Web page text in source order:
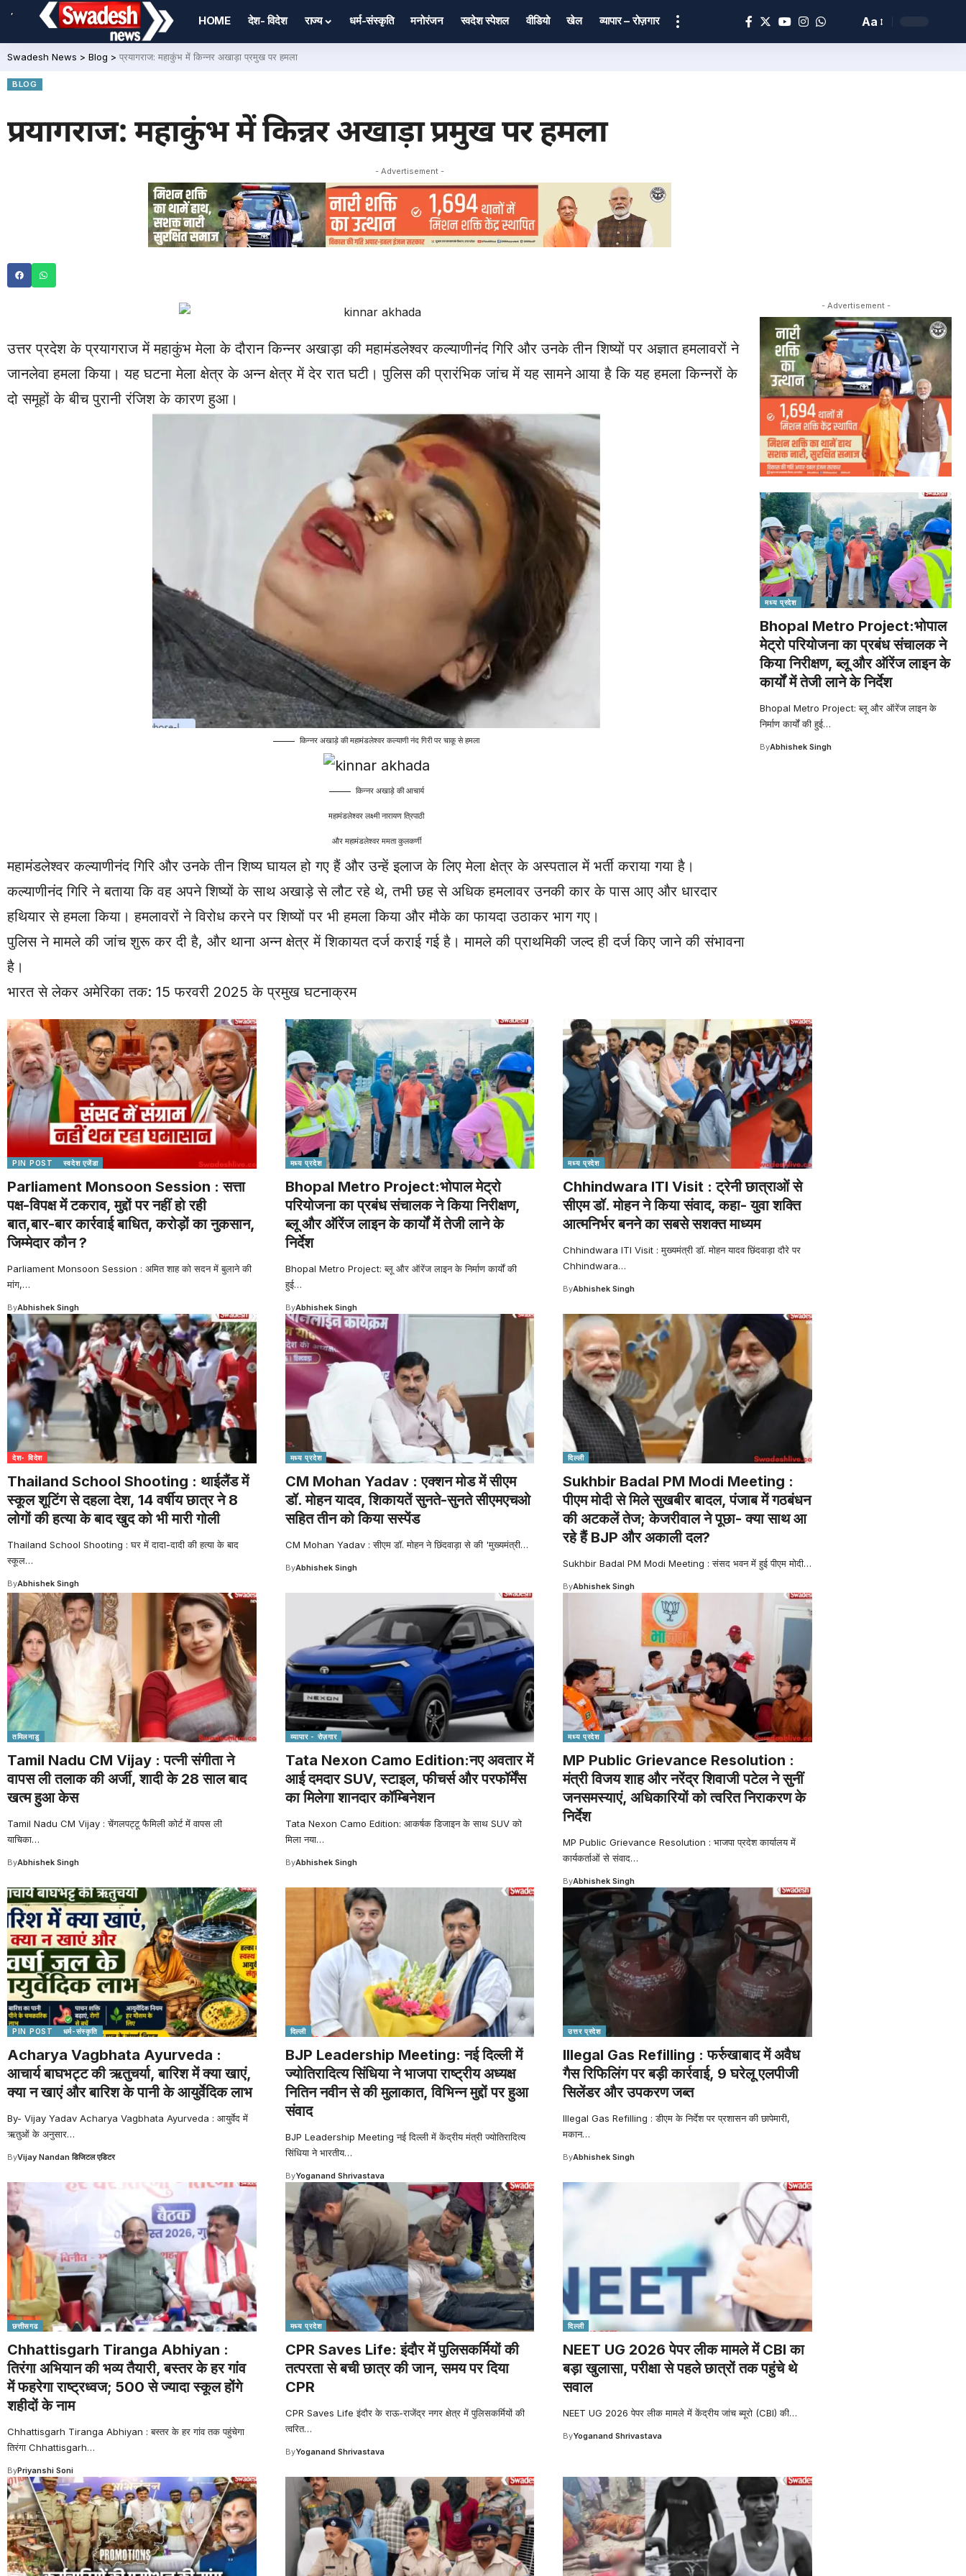
,
HOME देश- विदेश राज्य धर्म-संस्कृति मनोरंजन स्वदेश स्पेशल वीडियो खेल व्यापार – रोज़गार Aa
Swadesh News > Blog > प्रयागराज: महाकुंभ में किन्नर अखाड़ा प्रमुख पर हमला
BLOG
प्रयागराज: महाकुंभ में किन्नर अखाड़ा प्रमुख पर हमला
- Advertisement -
उत्तर प्रदेश के प्रयागराज में महाकुंभ मेला के दौरान किन्नर अखाड़ा की महामंडलेश्वर कल्याणीनंद गिरि और उनके तीन शिष्यों पर अज्ञात हमलावरों ने
जानलेवा हमला किया। यह घटना मेला क्षेत्र के अन्न क्षेत्र में देर रात घटी। पुलिस की प्रारंभिक जांच में यह सामने आया है कि यह हमला किन्नरों के
दो समूहों के बीच पुरानी रंजिश के कारण हुआ।
किन्नर अखाड़े की महामंडलेश्वर कल्याणी नंद गिरी पर चाकू से हमला
किन्नर अखाड़े की आचार्य
महामंडलेश्वर लक्ष्मी नारायण त्रिपाठी
और महामंडलेश्वर ममता कुलकर्णी
महामंडलेश्वर कल्याणीनंद गिरि और उनके तीन शिष्य घायल हो गए हैं और उन्हें इलाज के लिए मेला क्षेत्र के अस्पताल में भर्ती कराया गया है।
कल्याणीनंद गिरि ने बताया कि वह अपने शिष्यों के साथ अखाड़े से लौट रहे थे, तभी छह से अधिक हमलावर उनकी कार के पास आए और धारदार
हथियार से हमला किया। हमलावरों ने विरोध करने पर शिष्यों पर भी हमला किया और मौके का फायदा उठाकर भाग गए।
पुलिस ने मामले की जांच शुरू कर दी है, और थाना अन्न क्षेत्र में शिकायत दर्ज कराई गई है। मामले की प्राथमिकी जल्द ही दर्ज किए जाने की संभावना
है।
भारत से लेकर अमेरिका तक: 15 फरवरी 2025 के प्रमुख घटनाक्रम
- Advertisement -
मध्य प्रदेश
Bhopal Metro Project:भोपाल
मेट्रो परियोजना का प्रबंध संचालक ने
किया निरीक्षण, ब्लू और ऑरेंज लाइन के
कार्यों में तेजी लाने के निर्देश
Bhopal Metro Project: ब्लू और ऑरेंज लाइन के
निर्माण कार्यों की हुई…
ByAbhishek Singh
PIN POST स्वदेश एजेंडा
Parliament Monsoon Session : सत्ता
पक्ष-विपक्ष में टकराव, मुद्दों पर नहीं हो रही
बात,बार-बार कार्रवाई बाधित, करोड़ों का नुकसान,
जिम्मेदार कौन ?
Parliament Monsoon Session : अमित शाह को सदन में बुलाने की
मांग,…
ByAbhishek Singh
मध्य प्रदेश
Bhopal Metro Project:भोपाल मेट्रो
परियोजना का प्रबंध संचालक ने किया निरीक्षण,
ब्लू और ऑरेंज लाइन के कार्यों में तेजी लाने के
निर्देश
Bhopal Metro Project: ब्लू और ऑरेंज लाइन के निर्माण कार्यों की
हुई…
ByAbhishek Singh
मध्य प्रदेश
Chhindwara ITI Visit : ट्रेनी छात्राओं से
सीएम डॉ. मोहन ने किया संवाद, कहा- युवा शक्ति
आत्मनिर्भर बनने का सबसे सशक्त माध्यम
Chhindwara ITI Visit : मुख्यमंत्री डॉ. मोहन यादव छिंदवाड़ा दौरे पर
Chhindwara…
ByAbhishek Singh
देश- विदेश
Thailand School Shooting : थाईलैंड में
स्कूल शूटिंग से दहला देश, 14 वर्षीय छात्र ने 8
लोगों की हत्या के बाद खुद को भी मारी गोली
Thailand School Shooting : घर में दादा-दादी की हत्या के बाद
स्कूल…
ByAbhishek Singh
मध्य प्रदेश
CM Mohan Yadav : एक्शन मोड में सीएम
डॉ. मोहन यादव, शिकायतें सुनते-सुनते सीएमएचओ
सहित तीन को किया सस्पेंड
CM Mohan Yadav : सीएम डॉ. मोहन ने छिंदवाड़ा से की 'मुख्यमंत्री…
ByAbhishek Singh
दिल्ली
Sukhbir Badal PM Modi Meeting :
पीएम मोदी से मिले सुखबीर बादल, पंजाब में गठबंधन
की अटकलें तेज; केजरीवाल ने पूछा- क्या साथ आ
रहे हैं BJP और अकाली दल?
Sukhbir Badal PM Modi Meeting : संसद भवन में हुई पीएम मोदी…
ByAbhishek Singh
तमिलनाडु
Tamil Nadu CM Vijay : पत्नी संगीता ने
वापस ली तलाक की अर्जी, शादी के 28 साल बाद
खत्म हुआ केस
Tamil Nadu CM Vijay : चेंगलपट्टू फैमिली कोर्ट में वापस ली
याचिका…
ByAbhishek Singh
व्यापार - रोज़गार
Tata Nexon Camo Edition:नए अवतार में
आई दमदार SUV, स्टाइल, फीचर्स और परफॉर्मेंस
का मिलेगा शानदार कॉम्बिनेशन
Tata Nexon Camo Edition: आकर्षक डिजाइन के साथ SUV को
मिला नया…
ByAbhishek Singh
मध्य प्रदेश
MP Public Grievance Resolution :
मंत्री विजय शाह और नरेंद्र शिवाजी पटेल ने सुनीं
जनसमस्याएं, अधिकारियों को त्वरित निराकरण के
निर्देश
MP Public Grievance Resolution : भाजपा प्रदेश कार्यालय में
कार्यकर्ताओं से संवाद…
ByAbhishek Singh
PIN POST धर्म-संस्कृति
Acharya Vagbhata Ayurveda :
आचार्य बाघभट्ट की ऋतुचर्या, बारिश में क्या खाएं,
क्या न खाएं और बारिश के पानी के आयुर्वेदिक लाभ
By- Vijay Yadav Acharya Vagbhata Ayurveda : आयुर्वेद में
ऋतुओं के अनुसार…
ByVijay Nandan डिजिटल एडिटर
दिल्ली
BJP Leadership Meeting: नई दिल्ली में
ज्योतिरादित्य सिंधिया ने भाजपा राष्ट्रीय अध्यक्ष
नितिन नवीन से की मुलाकात, विभिन्न मुद्दों पर हुआ
संवाद
BJP Leadership Meeting नई दिल्ली में केंद्रीय मंत्री ज्योतिरादित्य
सिंधिया ने भारतीय…
ByYoganand Shrivastava
उत्तर प्रदेश
Illegal Gas Refilling : फर्रुखाबाद में अवैध
गैस रिफिलिंग पर बड़ी कार्रवाई, 9 घरेलू एलपीजी
सिलेंडर और उपकरण जब्त
Illegal Gas Refilling : डीएम के निर्देश पर प्रशासन की छापेमारी,
मकान…
ByAbhishek Singh
छत्तीसगढ
Chhattisgarh Tiranga Abhiyan :
तिरंगा अभियान की भव्य तैयारी, बस्तर के हर गांव
में फहरेगा राष्ट्रध्वज; 500 से ज्यादा स्कूल होंगे
शहीदों के नाम
Chhattisgarh Tiranga Abhiyan : बस्तर के हर गांव तक पहुंचेगा
तिरंगा Chhattisgarh…
ByPriyanshi Soni
मध्य प्रदेश
CPR Saves Life: इंदौर में पुलिसकर्मियों की
तत्परता से बची छात्र की जान, समय पर दिया
CPR
CPR Saves Life इंदौर के राऊ-राजेंद्र नगर क्षेत्र में पुलिसकर्मियों की
त्वरित…
ByYoganand Shrivastava
दिल्ली
NEET UG 2026 पेपर लीक मामले में CBI का
बड़ा खुलासा, परीक्षा से पहले छात्रों तक पहुंचे थे
सवाल
NEET UG 2026 पेपर लीक मामले में केंद्रीय जांच ब्यूरो (CBI) की…
ByYoganand Shrivastava